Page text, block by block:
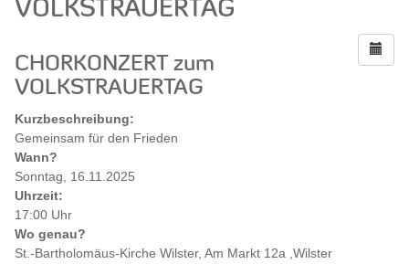
VOLKSTRAUERTAG
CHORKONZERT zum
VOLKSTRAUERTAG
Kurzbeschreibung:
Gemeinsam für den Frieden
Wann?
Sonntag, 16.11.2025
Uhrzeit:
17:00 Uhr
Wo genau?
St.-Bartholomäus-Kirche Wilster, Am Markt 12a ,Wilster